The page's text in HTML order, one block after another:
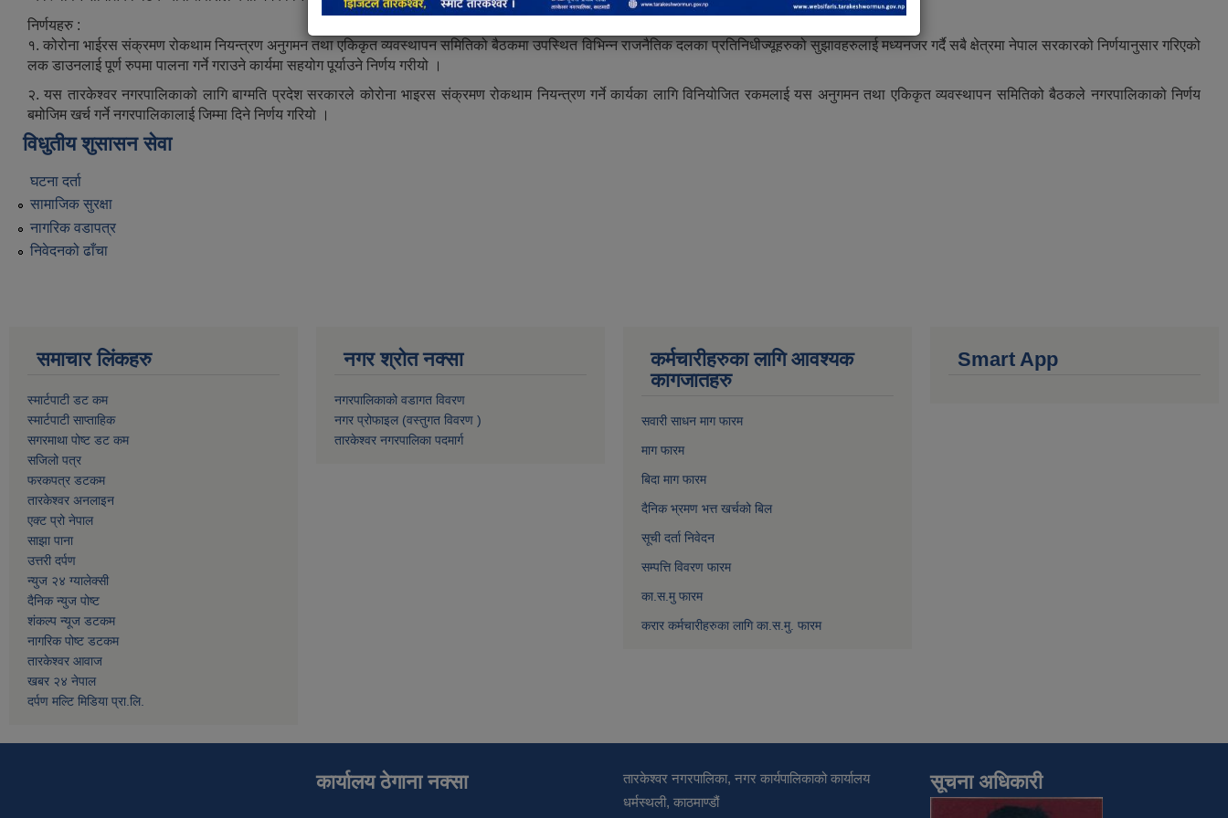
निर्णयहरु :
१. कोरोना भाईरस संक्रमण रोकथाम नियन्त्रण अनुगमन तथा एकिकृत व्यवस्थापन समितिको बैठकमा उपस्थित विभिन्न राजनैतिक दलका प्रतिनिधीज्यूहरुको सुझावहरुलाई मध्यनजर गर्दै सबै क्षेत्रमा नेपाल सरकारको निर्णयानुसार गरिएको
लक डाउनलाई पूर्ण रुपमा पालना गर्ने गराउने कार्यमा सहयोग पूर्याउने निर्णय गरीयो ।
२. यस तारकेश्वर नगरपालिकाको लागि बाग्मति प्रदेश सरकारले कोरोना भाइरस संक्रमण रोकथाम नियन्त्रण गर्ने कार्यका लागि विनियोजित रकमलाई यस अनुगमन तथा एकिकृत व्यवस्थापन समितिको बैठकले नगरपालिकाको निर्णय
बमोजिम खर्च गर्ने नगरपालिकालाई जिम्मा दिने निर्णय गरियो ।
विधुतीय शुसासन सेवा
घटना दर्ता
सामाजिक सुरक्षा
नागरिक वडापत्र
निवेदनको ढाँचा
समाचार लिंकहरु
स्मार्टपाटी डट कम
स्मार्टपाटी साप्ताहिक
सगरमाथा पोष्ट डट कम
सजिलो पत्र
फरकपत्र डटकम
तारकेश्वर अनलाइन
एक्ट प्रो नेपाल
साझा पाना
उत्तरी दर्पण
न्युज २४ ग्यालेक्सी
दैनिक न्युज पोष्ट
शंकल्प न्यूज डटकम
नागरिक पोष्ट डटकम
तारकेश्वर आवाज
खबर २४ नेपाल
दर्पण मल्टि मिडिया प्रा.लि.
नगर श्रोत नक्सा
नगरपालिकाको वडागत विवरण
नगर प्रोफाइल (वस्तुगत विवरण )
तारकेश्वर नगरपालिका पदमार्ग
कर्मचारीहरुका लागि आवश्यक
कागजातहरु
सवारी साधन माग फारम
माग फारम
बिदा माग फारम
दैनिक भ्रमण भत्त खर्चको बिल
सूची दर्ता निवेदन
सम्पत्ति विवरण फारम
का.स.मु फारम
करार कर्मचारीहरुका लागि का.स.मु. फारम
Smart App
कार्यालय ठेगाना नक्सा
तारकेश्वर नगरपालिका, नगर कार्यपालिकाको कार्यालय
धर्मस्थली, काठमाण्डौं
सूचना अधिकारी